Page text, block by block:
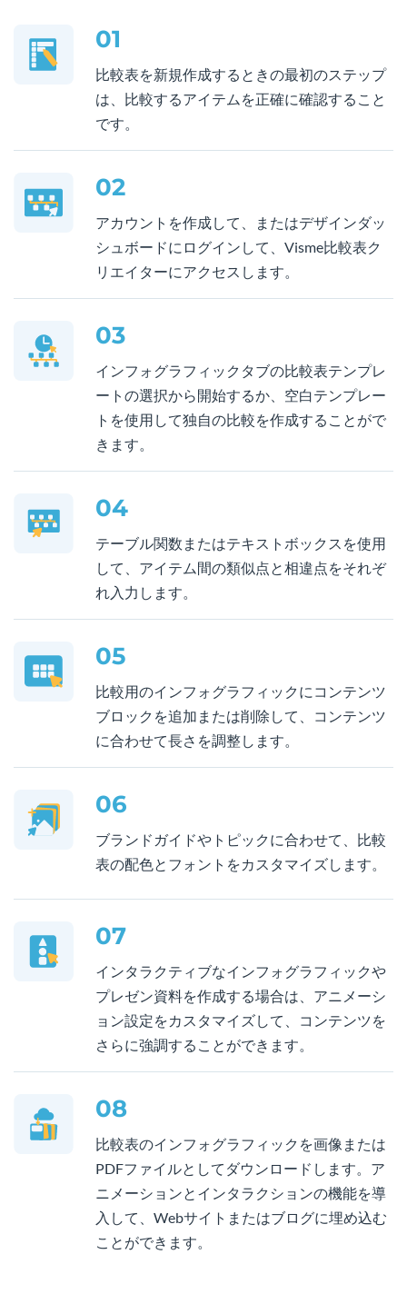
01
比較表を新規作成するときの最初のステップ
は、比較するアイテムを正確に確認すること
です。
02
アカウントを作成して、またはデザインダッ
シュボードにログインして、Visme比較表ク
リエイターにアクセスします。
03
インフォグラフィックタブの比較表テンプレ
ートの選択から開始するか、空白テンプレー
トを使用して独自の比較を作成することがで
きます。
04
テーブル関数またはテキストボックスを使用
して、アイテム間の類似点と相違点をそれぞ
れ入力します。
05
比較用のインフォグラフィックにコンテンツ
ブロックを追加または削除して、コンテンツ
に合わせて長さを調整します。
06
ブランドガイドやトピックに合わせて、比較
表の配色とフォントをカスタマイズします。
07
インタラクティブなインフォグラフィックや
プレゼン資料を作成する場合は、アニメーシ
ョン設定をカスタマイズして、コンテンツを
さらに強調することができます。
08
比較表のインフォグラフィックを画像または
PDFファイルとしてダウンロードします。ア
ニメーションとインタラクションの機能を導
入して、Webサイトまたはブログに埋め込む
ことができます。